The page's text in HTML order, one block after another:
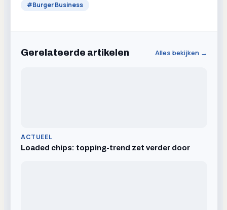
#Burger Business
Gerelateerde artikelen Alles bekijken →
ACTUEEL
Loaded chips: topping-trend zet verder door